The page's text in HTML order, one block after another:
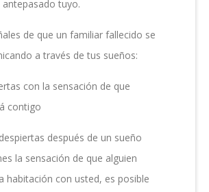
tuyo.
de que un familiar fallecido se
a través de tus sueños:
con la sensación de que
contigo
después de un sueño
la sensación de que alguien
habitación con usted, es posible